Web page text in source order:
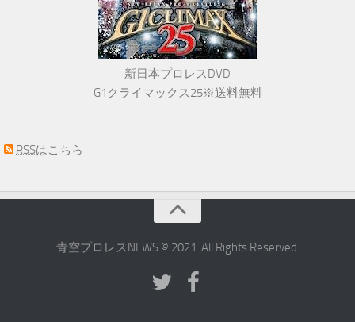
新日本プロレスDVD
G1クライマックス25※送料無料
RSSはこちら
青空プロレスNEWS © 2021. All Rights Reserved.